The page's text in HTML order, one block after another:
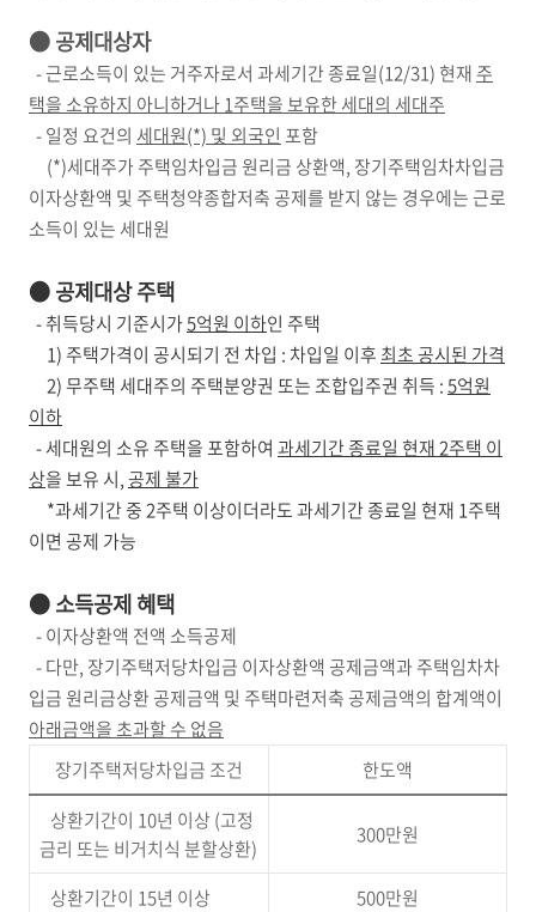
● 공제대상자
- 근로소득이 있는 거주자로서 과세기간 종료일(12/31) 현재 주
택을 소유하지 아니하거나 1주택을 보유한 세대의 세대주
- 일정 요건의 세대원(*) 및 외국인 포함
(*)세대주가 주택임차입금 원리금 상환액, 장기주택임차차입금
이자상환액 및 주택청약종합저축 공제를 받지 않는 경우에는 근로
소득이 있는 세대원
● 공제대상 주택
- 취득당시 기준시가5억원 이하인 주택
1) 주택가격이 공시되기 전 차입 : 차입일 이후 최초 공시된 가격
2) 무주택 세대주의 주택분양권 또는 조합입주권 취득 :5억원
이하
- 세대원의 소유 주택을 포함하여 과세기간 종료일 현재 2주택 이
상을 보유 시,공제 불가
*과세기간 중 2주택 이상이더라도 과세기간 종료일 현재 1주택
이면 공제 가능
● 소득공제 혜택
- 이자상환액 전액 소득공제
- 다만, 장기주택저당차입금 이자상환액 공제금액과 주택임차차
입금 원리금상환 공제금액 및 주택마련저축 공제금액의 합계액이
아래금액을 초과할 수 없음
장기주택저당차입금 조건
한도액
상환기간이 10년 이상 (고정
금리 또는 비거치식 분할상환)
300만원
상환기간이 15년 이상 500만원